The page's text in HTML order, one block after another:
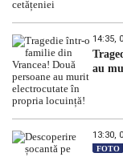
14:35,
au
13:30,
FOTO